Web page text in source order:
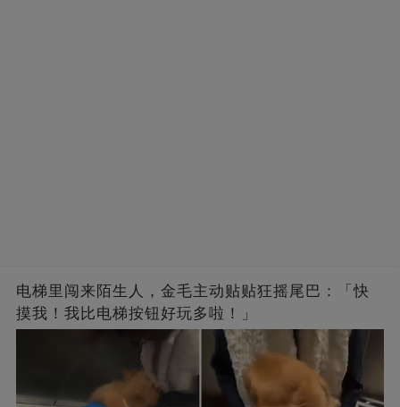
电梯里闯来陌生人，金毛主动贴贴狂摇尾巴：「快
摸我！我比电梯按钮好玩多啦！」